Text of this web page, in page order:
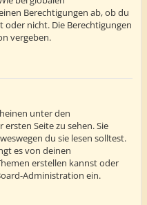
Berechtigungen ab, ob du
nicht. Die Berechtigungen
vergeben.
unter den
Seite zu sehen. Sie
du sie lesen solltest.
es von deinen
erstellen kannst oder
Administration ein.